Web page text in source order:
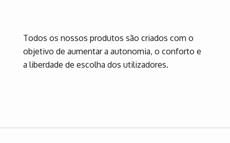
Todos os nossos produtos são criados com o
objetivo de aumentar a autonomia, o conforto e
a liberdade de escolha dos utilizadores.